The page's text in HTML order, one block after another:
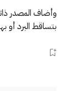
وأضاف المصدر
بتساقط البرد أو